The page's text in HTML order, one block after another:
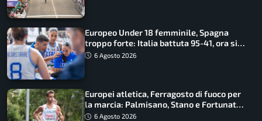
Europeo Under 18 femminile, Spagna
troppo forte: Italia battuta 95-41, ora si
gioca il Mondiale
6 Agosto 2026
Europei atletica, Ferragosto di fuoco per
la marcia: Palmisano, Stano e Fortunato
guidano l’Italia
6 Agosto 2026